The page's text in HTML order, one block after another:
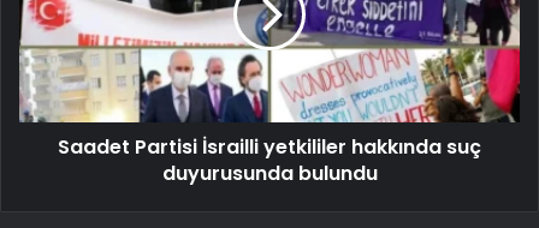
Saadet Partisi İsrailli yetkililer hakkında suç
duyurusunda bulundu